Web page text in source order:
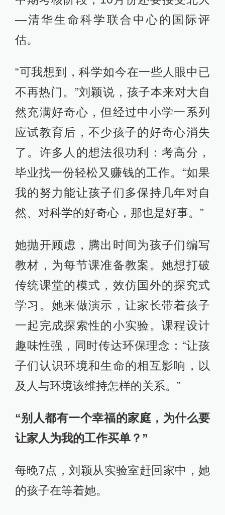
—清华生命科学联合中心的国际评
估。
“可我想到，科学如今在一些人眼中已
不再热门。”刘颖说，孩子本来对大自
然充满好奇心，但经过中小学一系列
应试教育后，不少孩子的好奇心消失
了。许多人的想法很功利：考高分，
毕业找一份轻松又赚钱的工作。“如果
我的努力能让孩子们多保持几年对自
然、对科学的好奇心，那也是好事。”
她抛开顾虑，腾出时间为孩子们编写
教材，为每节课准备教案。她想打破
传统课堂的模式，效仿国外的探究式
学习。她来做演示，让家长带着孩子
一起完成探索性的小实验。课程设计
趣味性强，同时传达环保理念：“让孩
子们认识环境和生命的相互影响，以
及人与环境该维持怎样的关系。”
“别人都有一个幸福的家庭，为什么要
让家人为我的工作买单？”
每晚7点，刘颖从实验室赶回家中，她
的孩子在等着她。